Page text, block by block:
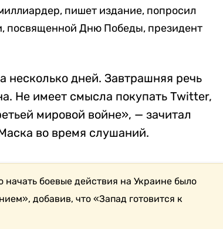
пишет издание, попросил
посвященной Дню Победы, президент
несколько дней. Завтрашняя речь
Не имеет смысла покупать Twitter,
мировой войне», — зачитал
во время слушаний.
начать боевые действия на Украине было
добавив, что «Запад готовится к